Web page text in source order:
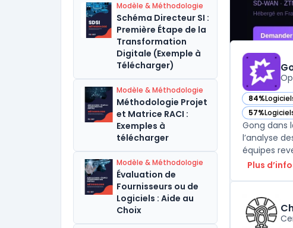
Modèle & Méthodologie
Schéma Directeur SI :
Première Étape de la
Transformation
Digitale (Exemple à
Télécharger)
Modèle & Méthodologie
Méthodologie Projet
et Matrice RACI :
Exemples à
télécharger
Modèle & Méthodologie
Évaluation de
Fournisseurs ou de
Logiciels : Aide au
Choix
84%
— voir
57%
— voir
Gong dans
l’analyse
Plus